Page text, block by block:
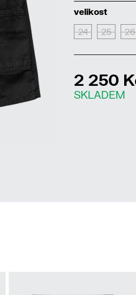
velikost
24 25 26
2 250
SKLADEM